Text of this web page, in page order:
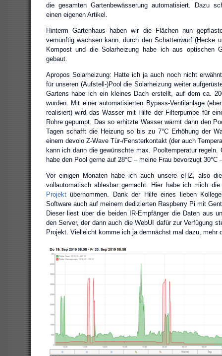
die gesamten Gartenbewässerung automatisiert. Dazu
einen eigenen Artikel.
Hinterm Gartenhaus haben wir die Flächen nun
vernünftig wachsen kann, durch den Schattenwurf (Hecke
Kompost und die Solarheizung habe ich aus optischen
gebaut.
Apropos Solarheizung: Hatte ich ja auch noch nicht
für unseren (Aufstell-)Pool die Solarheizung weiter
Gartens habe ich ein kleines Dach erstellt, auf dem ca.
wurden. Mit einer automatisierten Bypass-Ventilanlage
realisiert) wird das Wasser mit Hilfe der Filterpumpe für
Rohre gepumpt. Das so erhitzte Wasser wärmt dann den
Tagen schafft die Heizung so bis zu 7°C Erhöhung der
einem devolo Z-Wave Tür-/Fensterkontakt (der auch
kann ich dann die gewünschte max. Pooltemperatur
habe den Pool gerne auf 28°C – meine Frau bevorzugt 30°C
Vor einigen Monaten habe ich auch unsere eHZ, also
vollautomatisch ablesbar gemacht. Hier habe ich mich
Projektübernommen. Dank der Hilfe eines lieben
Software auch auf meinem dedizierten Raspberry Pi mit
Dieser liest über die beiden IR-Empfänger die Daten aus
den Server, der dann auch die WebUI dafür zur Verfügung
Projekt. Vielleicht komme ich ja demnächst mal dazu, mehr